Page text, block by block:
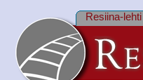
Resiina-lehti